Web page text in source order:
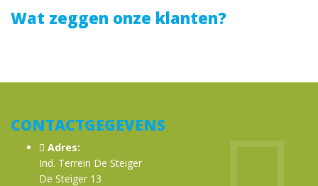
Wat zeggen onze klanten?
CONTACTGEGEVENS
Adres:
Ind. Terrein De Steiger
De Steiger 13